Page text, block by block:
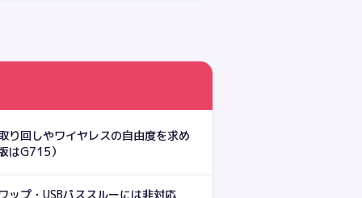
り回しやワイヤレスの自由度を求め
はG715）
ップ・USBパススルーには非対応